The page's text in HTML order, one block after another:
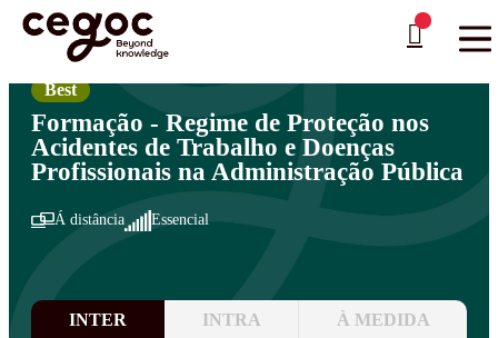
Skip to main content
Está aqui:Home >Áreas de Formação
Best
Formação - Regime de Proteção nos
Acidentes de Trabalho e Doenças
Profissionais na Administração Pública
Á distância Essencial
INTER INTRA À MEDIDA